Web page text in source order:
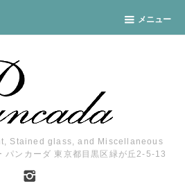
メニュー
Stained glass, and Miscellaneous
パンカーダ 東京都目黒区緑が丘2-5-13